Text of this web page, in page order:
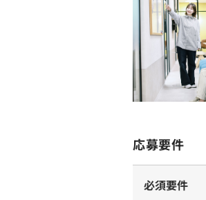
応募要件
必須要件